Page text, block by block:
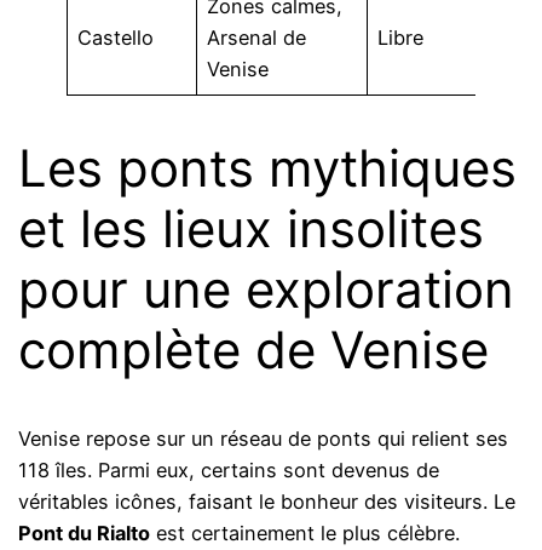
Castello
Zones calmes,
Arsenal de
Venise
Libre
Les ponts mythiques
et les lieux insolites
pour une exploration
complète de Venise
Venise repose sur un réseau de ponts qui relient ses
118 îles. Parmi eux, certains sont devenus de
véritables icônes, faisant le bonheur des visiteurs. Le
Pont du Rialto est certainement le plus célèbre.